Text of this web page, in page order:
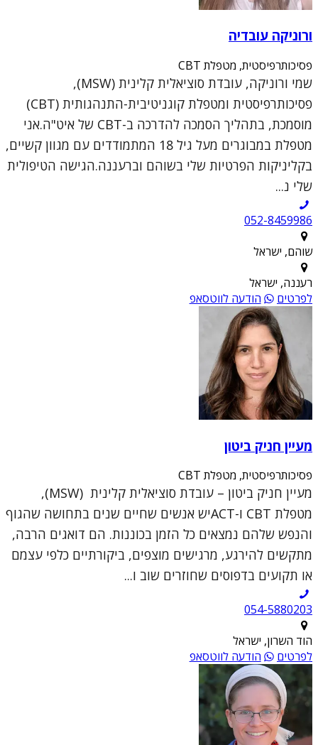
ורוניקה עובדיה
פסיכותרפיסטית, מטפלת CBT
שמי ורוניקה, עובדת סוציאלית קלינית (MSW),
פסיכותרפיסטית ומטפלת קוגניטיבית-התנהגותית (CBT)
מוסמכת, בתהליך הסמכה להדרכה ב-CBT של איט"ה.אני
מטפלת במבוגרים מעל גיל 18 המתמודדים עם מגוון קשיים,
בקליניקות הפרטיות שלי בשוהם וברעננה.הגישה הטיפולית
שלי נ...
052-8459986
שוהם, ישראל
רעננה, ישראל
לפרטים
הודעה לווטסאפ
מעיין חניק ביטון
פסיכותרפיסטית, מטפלת CBT
מעיין חניק ביטון – עובדת סוציאלית קלינית (MSW),
מטפלת CBT ו-ACTיש אנשים שחיים שנים בתחושה שהגוף
והנפש שלהם נמצאים כל הזמן בכוננות. הם דואגים הרבה,
מתקשים להירגע, מרגישים מוצפים, ביקורתיים כלפי עצמם
או תקועים בדפוסים שחוזרים שוב ו...
054-5880203
הוד השרון, ישראל
לפרטים
הודעה לווטסאפ